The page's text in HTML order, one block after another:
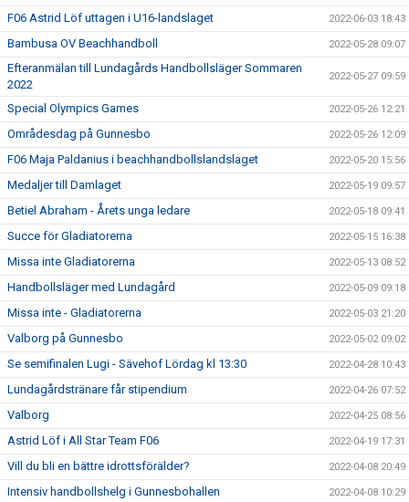
F06 Astrid Löf uttagen i U16-landslaget 2022-06-03 18:43
Bambusa OV Beachhandboll 2022-05-28 09:07
Efteranmälan till Lundagårds Handbollsläger Sommaren
2022
2022-05-27 09:59
Special Olympics Games 2022-05-26 12:21
Områdesdag på Gunnesbo 2022-05-26 12:09
F06 Maja Paldanius i beachhandbollslandslaget 2022-05-20 15:56
Medaljer till Damlaget 2022-05-19 09:57
Betiel Abraham - Årets unga ledare 2022-05-18 09:41
Succe för Gladiatorerna 2022-05-15 16:38
Missa inte Gladiatorerna 2022-05-13 08:52
Handbollsläger med Lundagård 2022-05-09 09:18
Missa inte - Gladiatorerna 2022-05-03 21:20
Valborg på Gunnesbo 2022-05-02 09:02
Se semifinalen Lugi - Sävehof Lördag kl 13:30 2022-04-28 10:43
Lundagårdstränare får stipendium 2022-04-26 07:52
Valborg 2022-04-25 08:56
Astrid Löf i All Star Team F06 2022-04-19 17:31
Vill du bli en bättre idrottsförälder? 2022-04-08 20:49
Intensiv handbollshelg i Gunnesbohallen 2022-04-08 10:29